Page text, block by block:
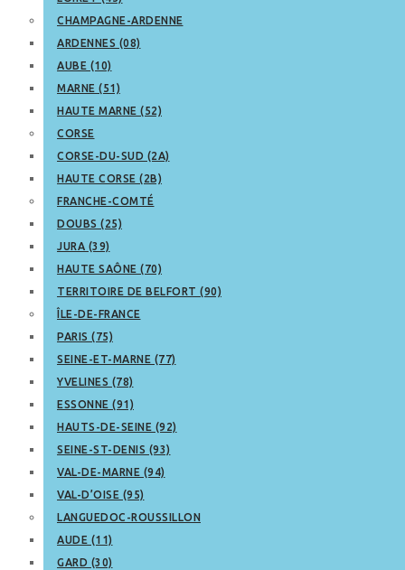
CHAMPAGNE-ARDENNE
ARDENNES (08)
AUBE (10)
MARNE (51)
HAUTE MARNE (52)
CORSE
CORSE-DU-SUD (2A)
HAUTE CORSE (2B)
FRANCHE-COMTÉ
DOUBS (25)
JURA (39)
HAUTE SAÔNE (70)
TERRITOIRE DE BELFORT (90)
ÎLE-DE-FRANCE
PARIS (75)
SEINE-ET-MARNE (77)
YVELINES (78)
ESSONNE (91)
HAUTS-DE-SEINE (92)
SEINE-ST-DENIS (93)
VAL-DE-MARNE (94)
VAL-D’OISE (95)
LANGUEDOC-ROUSSILLON
AUDE (11)
GARD (30)